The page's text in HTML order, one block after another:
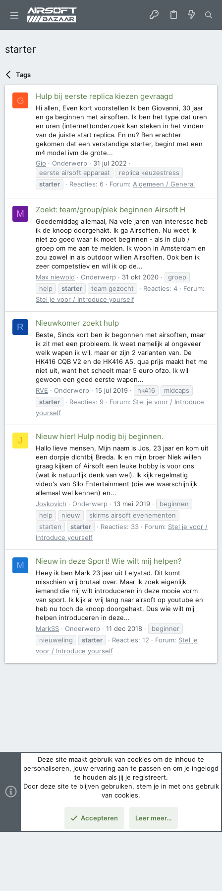
starter
Tags
G Hulp bij eerste replica kiezen gevraagd
Hi allen, Even kort voorstellen Ik ben Giovanni, 30 jaar
en ga beginnen met airsoften. Ik ben het type dat uren
en uren (internet)onderzoek kan steken in het vinden
van de juiste start replica. En nu? Ben erachter
gekomen dat een verstandige starter, begint met een
m4 model ivm de grote...
Gio
Onderwerp
31 jul 2022
eerste airsoft apparaat
replica keuzestress
starter
Reacties: 6 Forum: Algemeen / General
M Zoekt: team/group/plek beginnen Airsoft H
Goedemiddag allemaal, Na vele jaren van interesse heb
ik de knoop doorgehakt. Ik ga Airsoften. Nu weet ik
niet zo goed waar ik moet beginnen - als in club /
groep om me aan te melden. Ik woon in Amsterdam en
zou zowel in als outdoor willen Airsoften. Ook ben ik
zeer competstiev en wil ik op de...
Max niewold
Onderwerp 31 okt 2020
groep
help
starter team gezocht Reacties: 4
Forum:
Stel je voor / Introduce yourself
R Nieuwkomer zoekt hulp
Beste, Sinds kort ben ik begonnen met airsoften, maar
ik zit met een probleem. Ik weet namelijk al ongeveer
welk wapen ik wil, maar er zijn 2 varianten van. De
HK416 CQB V2 en de HK416 A5. qua prijs maakt het me
niet uit, want het scheelt maar 5 euro ofzo. Ik wil
gewoon een goed eerste wapen...
RVE
Onderwerp 15 jul 2019 hk416
midcaps
starter
Reacties: 9 Forum: Stel je voor / Introduce
yourself
J Nieuw hier! Hulp nodig bij beginnen.
Hallo lieve mensen, Mijn naam is Jos, 23 jaar en kom uit
een dorpje dichtbij Breda. Ik en mijn broer Niek willen
graag kijken of Airsoft een leuke hobby is voor ons
(wat ik natuurlijk denk van wel). Ik kijk regelmatig
video's van Silo Entertainment (die we waarschijnlijk
allemaal wel kennen) en...
Joskovich
Onderwerp 13 mei 2019
beginnen
help
nieuw
skirms airsoft evenementen
starten
starter Reacties: 33 Forum: Stel je voor /
Introduce yourself
M Nieuw in deze Sport! Wie wilt mij helpen?
Heey ik ben Mark 23 jaar uit Lelystad. Dit komt
misschien vrij brutaal over. Maar ik zoek eigenlijk
iemand die mij wilt introduceren in deze mooie vorm
van sport. Ik kijk al vrij lang naar airsoft op youtube en
heb nu toch de knoop doorgehakt. Dus wie wilt mij
helpen introduceren in deze...
MarkSS
Onderwerp 11 dec 2018
beginner
nieuweling
starter Reacties: 12 Forum: Stel je
voor / Introduce yourself
Deze site maakt gebruik van cookies om de inhoud te
personaliseren, jouw ervaring aan te passen en om je ingelogd
te houden als jij je registreert.
Door deze site te blijven gebruiken, stem je in met ons gebruik
van cookies.
Accepteren Leer meer…